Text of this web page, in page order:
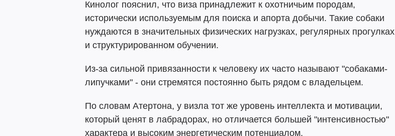
Кинолог пояснил, что виза принадлежит к охотничьим породам,
исторически используемым для поиска и апорта добычи. Такие собаки
нуждаются в значительных физических нагрузках, регулярных прогулках
и структурированном обучении.
Из-за сильной привязанности к человеку их часто называют "собаками-
липучками" - они стремятся постоянно быть рядом с владельцем.
По словам Атертона, у визла тот же уровень интеллекта и мотивации,
который ценят в лабрадорах, но отличается большей "интенсивностью"
характера и высоким энергетическим потенциалом.